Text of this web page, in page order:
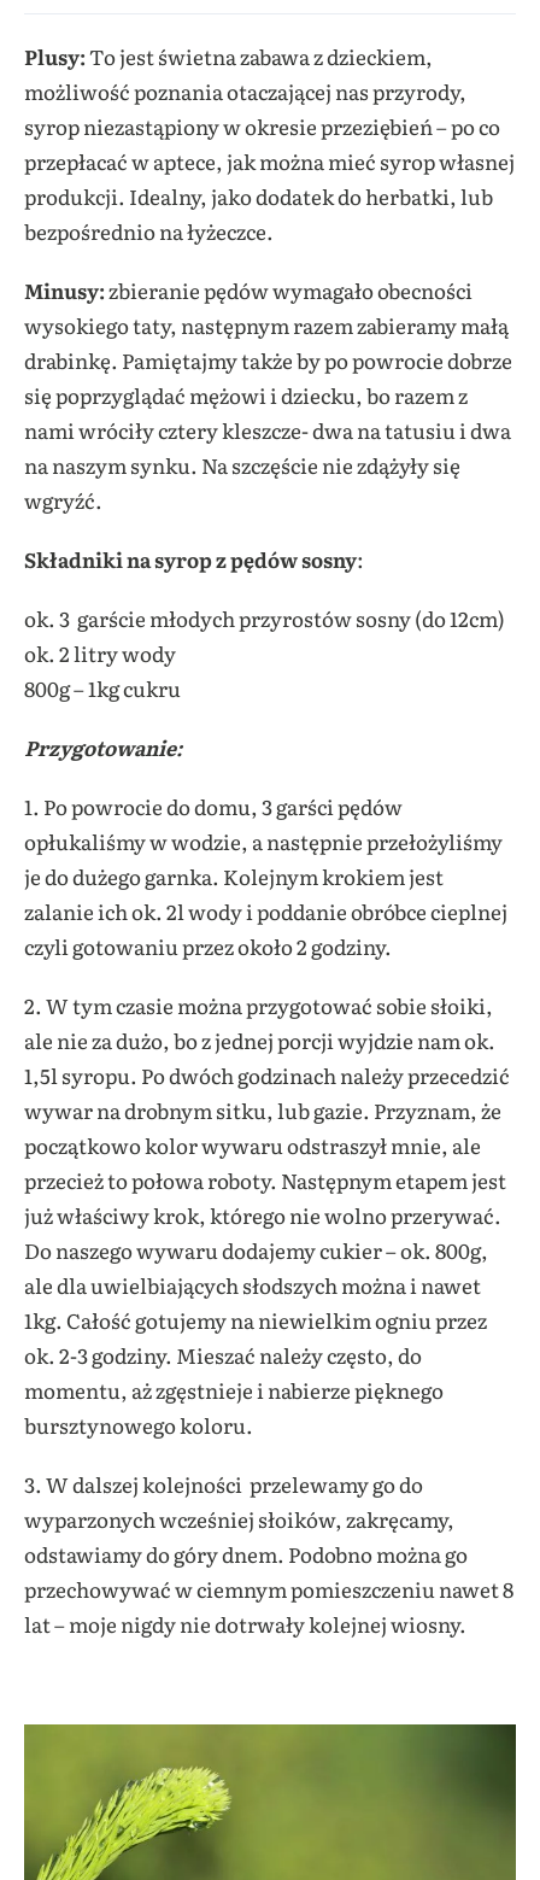
Plusy:To jest świetna zabawa z dzieckiem,
możliwość poznania otaczającej nas przyrody,
syrop niezastąpiony w okresie przeziębień – po co
przepłacać w aptece, jak można mieć syrop własnej
produkcji. Idealny, jako dodatek do herbatki, lub
bezpośrednio na łyżeczce.
Minusy:zbieranie pędów wymagało obecności
wysokiego taty, następnym razem zabieramy małą
drabinkę. Pamiętajmy także by po powrocie dobrze
się poprzyglądać mężowi i dziecku, bo razem z
nami wróciły cztery kleszcze- dwa na tatusiu i dwa
na naszym synku. Na szczęście nie zdążyły się
wgryźć.
Składniki na syrop z pędów sosny:
ok. 3 garście młodych przyrostów sosny (do 12cm)
ok. 2 litry wody
800g – 1kg cukru
Przygotowanie:
1. Po powrocie do domu, 3 garści pędów
opłukaliśmy w wodzie, a następnie przełożyliśmy
je do dużego garnka. Kolejnym krokiem jest
zalanie ich ok. 2l wody i poddanie obróbce cieplnej
czyli gotowaniu przez około 2 godziny.
2. W tym czasie można przygotować sobie słoiki,
ale nie za dużo, bo z jednej porcji wyjdzie nam ok.
1,5l syropu. Po dwóch godzinach należy przecedzić
wywar na drobnym sitku, lub gazie. Przyznam, że
początkowo kolor wywaru odstraszył mnie, ale
przecież to połowa roboty. Następnym etapem jest
już właściwy krok, którego nie wolno przerywać.
Do naszego wywaru dodajemy cukier – ok. 800g,
ale dla uwielbiających słodszych można i nawet
1kg. Całość gotujemy na niewielkim ogniu przez
ok. 2-3 godziny. Mieszać należy często, do
momentu, aż zgęstnieje i nabierze pięknego
bursztynowego koloru.
3. W dalszej kolejności przelewamy go do
wyparzonych wcześniej słoików, zakręcamy,
odstawiamy do góry dnem. Podobno można go
przechowywać w ciemnym pomieszczeniu nawet 8
lat – moje nigdy nie dotrwały kolejnej wiosny.